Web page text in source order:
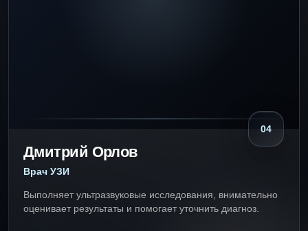
04
Дмитрий Орлов
Врач УЗИ
Выполняет ультразвуковые исследования, внимательно
оценивает результаты и помогает уточнить диагноз.